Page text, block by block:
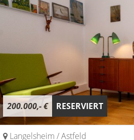
200.000,- € RESERVIERT
Langelsheim / Astfeld